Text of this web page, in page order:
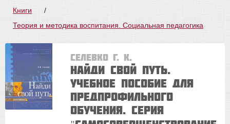
Книги
/
Теория и методика воспитания. Социальная педагогика
Селевко Г. К.
Найди свой путь.
Учебное пособие для
предпрофильного
обучения. Серия